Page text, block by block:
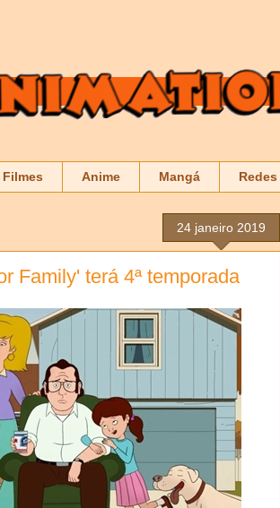
Filmes Anime Mangá
24 janeiro 2019
Family' terá 4ª temporada